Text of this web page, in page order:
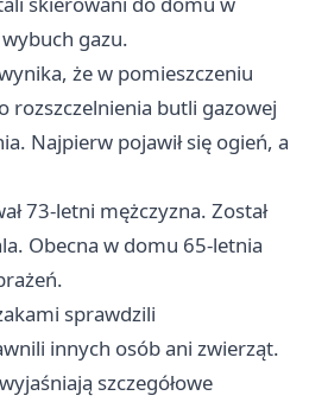
gazu.
że w pomieszczeniu
rozszczelnienia butli gazowej
Najpierw pojawił się ogień, a
73-letni mężczyzna. Został
Obecna w domu 65-letnia
sprawdzili
innych osób ani zwierząt.
szczegółowe